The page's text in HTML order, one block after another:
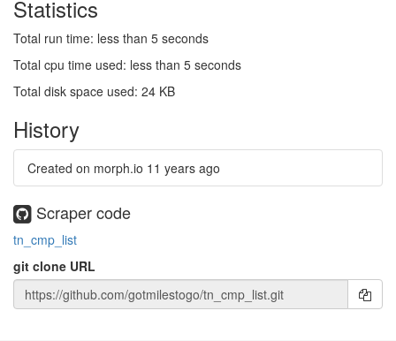
Statistics
Total run time: less than 5 seconds
Total cpu time used: less than 5 seconds
Total disk space used: 24 KB
History
Created on morph.io 11 years ago
Scraper code
tn_cmp_list
git clone URL